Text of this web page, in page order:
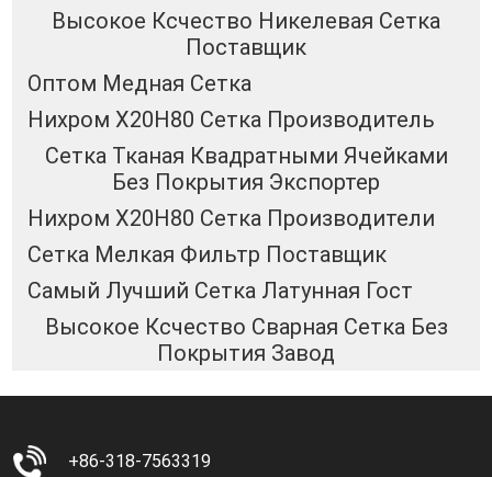
Высокое Ксчество Никелевая Сетка
Поставщик
Оптом Медная Сетка
Нихром Х20Н80 Сетка Производитель
Сетка Тканая Квадратными Ячейками
Без Покрытия Экспортер
Нихром Х20Н80 Сетка Производители
Сетка Мелкая Фильтр Поставщик
Самый Лучший Сетка Латунная Гост
Высокое Ксчество Сварная Сетка Без
Покрытия Завод
+86-318-7563319